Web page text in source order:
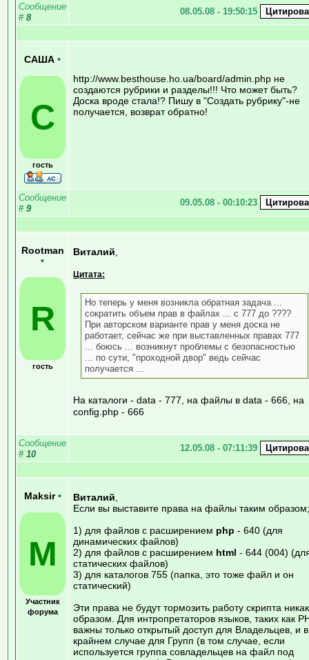
Сообщение
# 8
08.05.08 - 19:50:15
САША •
С
гость
http://www.besthouse.ho.ua/board/admin.php не
создаются рубрики и разделы!!! Что может быть?
Доска вроде стала!? Пишу в "Создать рубрику"-не
получается, возврат обратно!
Сообщение
# 9
09.05.08 - 00:10:23
Rootman
•
R
гость
Виталий
Цитата:
Но теперь у меня возникла обратная задача ...
сократить объем прав в файлах ... с 777 до ????
При авторском варианте прав у меня доска не
работает, сейчас же при выставленных правах 777
... боюсь ... возникнут проблемы с безопасностью
... по сути, "проходной двор" ведь сейчас
получается ...
На каталоги - data - 777, на файлы в data - 666, на
config.php - 666
Сообщение
# 10
12.05.08 - 07:11:39
Maksir •
M
Участник
форума
Виталий
Если вы выставите права на файлы таким образом;
1) для файлов с расширением php - 640 (для
динамических файлов)
2) для файлов с расширением html - 644 (004)
статических файлов)
3) для каталогов 755 (папка, это тоже файл и он
статический)
Эти права не будут тормозить работу скрипта
образом. Для интропретаторов языков, таких как
важны только открытый доступ для Владельцев, и в
крайнем случае для Групп (в том случае, если
используется группа совладельцев на файл под